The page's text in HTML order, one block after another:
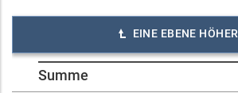
EINE EBENE HÖHER
Summe